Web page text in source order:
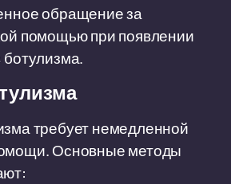
обращение за
помощью при появлении
требует немедленной
Основные методы